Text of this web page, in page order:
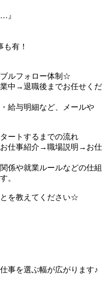
』
有！
ブルフォロー体制☆
中→退職後までお任せくだ
給与明細など、メールや
ートするまでの流れ
仕事紹介→職場説明→お仕
係や就業ルールなどの仕組
。
とを教えてください☆
事を選ぶ幅が広がります♪